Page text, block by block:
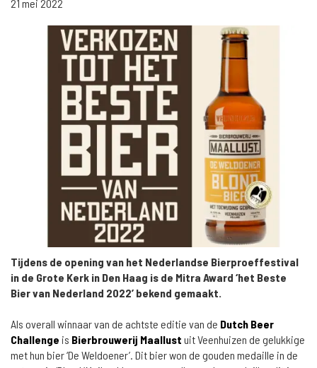
21 mei 2022
Tijdens de opening van het Nederlandse Bierproeffestival
in de Grote Kerk in Den Haag is de Mitra Award ‘het Beste
Bier van Nederland 2022’ bekend gemaakt.
Als overall winnaar van de achtste editie van de Dutch Beer
Challenge is Bierbrouwerij Maallust uit Veenhuizen de gelukkige
met hun bier ‘De Weldoener’. Dit bier won de gouden medaille in de